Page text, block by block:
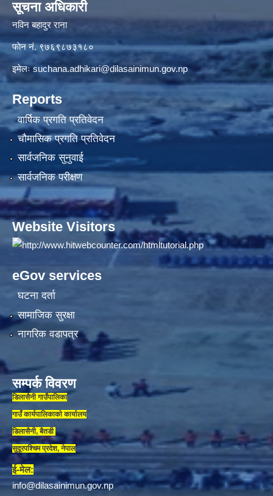
सूचना अधिकारी
नविन बहादुर राना
फाेन नं. ९७६९८७३१८०
इमेलःsuchana.adhikari@dilasainimun.gov.np
Reports
वार्षिक प्रगति प्रतिवेदन
चौमासिक प्रगति प्रतिवेदन
सार्वजनिक सुनुवाई
सार्वजनिक परीक्षण
Website Visitors
eGov services
घटना दर्ता
सामाजिक सुरक्षा
नागरिक वडापत्र
सम्पर्क विवरण
डिलासैनी गाउँपालिका
गाउँ कार्यपालिकाकाे कार्यालय
डिलासैनी, बैतडी
सुदूरपश्चिम प्रदेश, नेपाल
ई-मेल:
info@dilasainimun.gov.np